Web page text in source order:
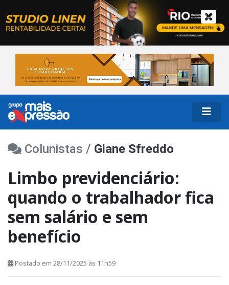
Colunistas / Giane Sfreddo
Limbo previdenciário:
quando o trabalhador fica
sem salário e sem
benefício
Postado em 28/11/2025 às 11h59